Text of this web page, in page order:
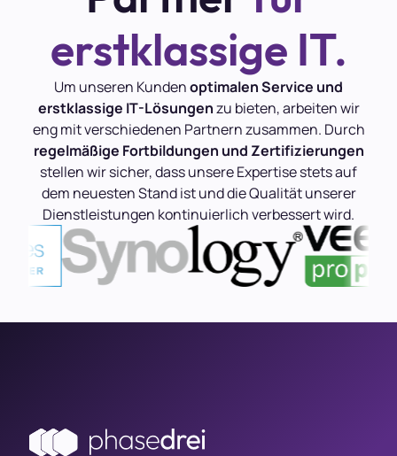
erstklassige IT.
Um unseren Kundenoptimalen Service und
erstklassige IT-Lösungenzu bieten, arbeiten wir
eng mit verschiedenen Partnern zusammen. Durch
regelmäßige Fortbildungen und Zertifizierungen
stellen wir sicher, dass unsere Expertise stets auf
dem neuesten Stand ist und die Qualität unserer
Dienstleistungen kontinuierlich verbessert wird.